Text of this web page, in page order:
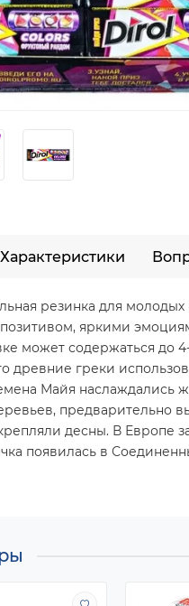
Характеристики
резинка для
яркими
может содержаться до
древние греки
Майя наслаждались
предварительно
десны. В Европе
появилась в